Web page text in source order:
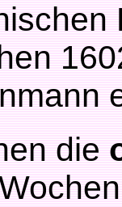
die